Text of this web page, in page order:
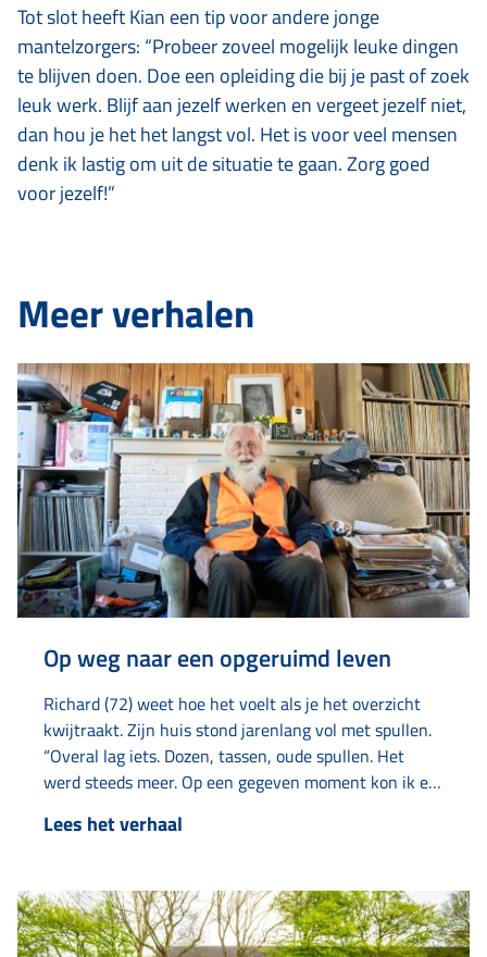
Tot slot heeft Kian een tip voor andere jonge
mantelzorgers: “Probeer zoveel mogelijk leuke dingen
te blijven doen. Doe een opleiding die bij je past of zoek
leuk werk. Blijf aan jezelf werken en vergeet jezelf niet,
dan hou je het het langst vol. Het is voor veel mensen
denk ik lastig om uit de situatie te gaan. Zorg goed
voor jezelf!”
Meer verhalen
Op weg naar een opgeruimd leven
Richard (72) weet hoe het voelt als je het overzicht
kwijtraakt. Zijn huis stond jarenlang vol met spullen.
“Overal lag iets. Dozen, tassen, oude spullen. Het
werd steeds meer. Op een gegeven moment kon ik er
instanties, zoals Elkien, Limor en Amaryllis kreeg hij
begon jaren geleden met oud…
Lees het verhaal